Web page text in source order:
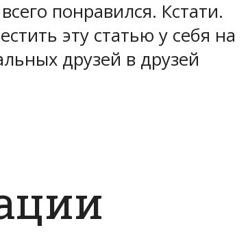
понравился. Кстати.
эту статью у себя на
друзей в друзей